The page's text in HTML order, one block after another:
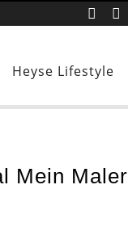
Heyse Lifestyle
Mein Maler